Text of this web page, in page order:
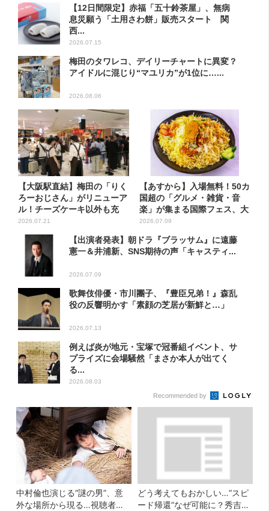
【12日間限定】赤福「五十鈴茶屋」、無病
息災願う「土用さわ餅」販売スタート 関
西...
2026.07.15
梅田のタワレコ、デイリーチャートに異変？
アイドルに混じり“マユリカ”が1位に…...
2026.08.06
【大阪駅直結】梅田の「りく
ろーおじさん」がリニューア
ル！チーズケーキ以外も充
実…...
2026.07.21
【あすから】入場無料！50カ
国超の「グルメ・雑貨・音
楽」が集まる国際フェス、大
阪...
2026.07.09
【出演者発表】朝ドラ『ブラッサム』に遠藤
憲一＆井浦新、SNS期待の声「キャスティ...
2026.07.09
歌舞伎俳優・市川團子、『豊臣兄弟！』森乱
役の反響明かす「素顔の芝居が新鮮と…」
2026.07.13
例えば炎が地元・宝塚で冠番組イベント、サ
プライズに会場騒然「まさか本人が出てく
る...
2026.08.03
Recommended by
中村倫也演じる“謎の男”、意
外な場所から現る…視聴者歓
どう考えてもおかしい…“スピ
ード帰還”なぜ可能に？秀吉が